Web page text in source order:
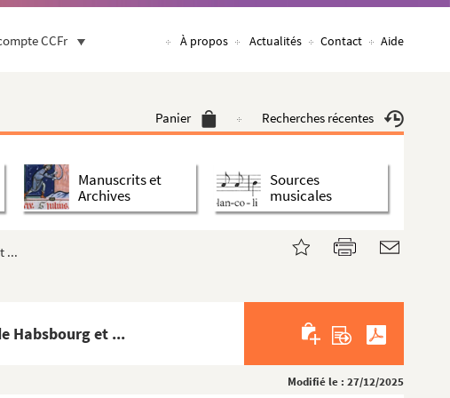
CCFr À propos Actualités Contact Aide
Panier Recherches récentes
Manuscrits et
Archives
Sources
musicales
...
Habsbourg et ...
Modifié le : 27/12/2025